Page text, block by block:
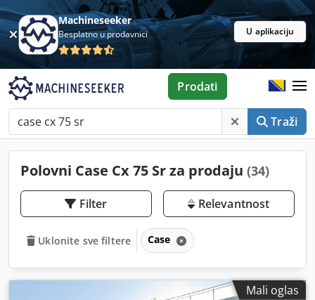
Machineseeker
Besplatno u prodavnici U aplikaciju
Traži
Prodati
Polovni Case Cx 75 Sr za prodaju (34)
Filter Relevantnost
Uklonite sve filtere Case
Mali oglas